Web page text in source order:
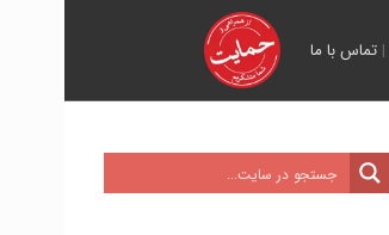
|تماس با ما